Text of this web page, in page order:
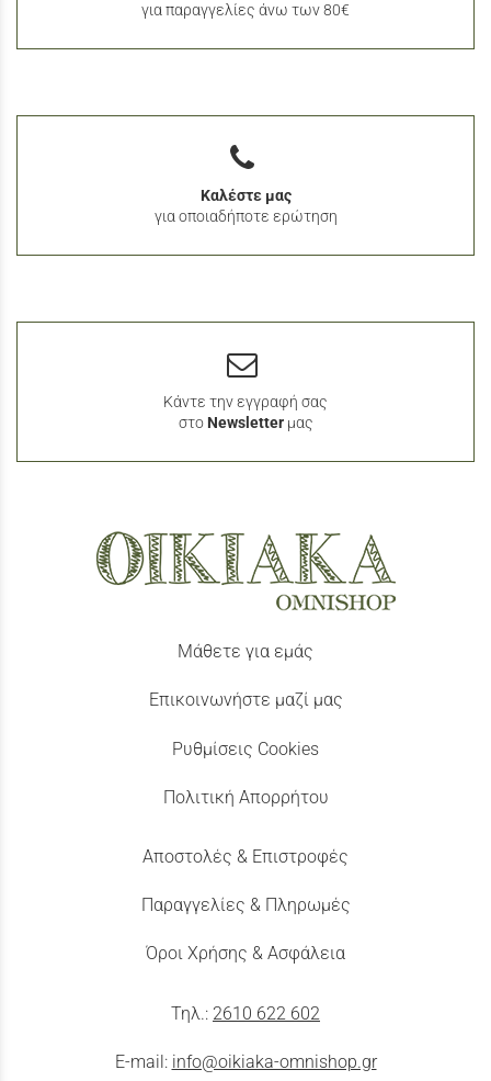
για παραγγελίες άνω των 80€
Καλέστε μας
για οποιαδήποτε ερώτηση
Κάντε την εγγραφή σας
στο Newsletterμας
Μάθετε για εμάς
Επικοινωνήστε μαζί μας
Ρυθμίσεις Cookies
Πολιτική Απορρήτου
Αποστολές & Επιστροφές
Παραγγελίες & Πληρωμές
Όροι Χρήσης & Ασφάλεια
Τηλ.: 2610 622 602
E-mail: info@oikiaka-omnishop.gr